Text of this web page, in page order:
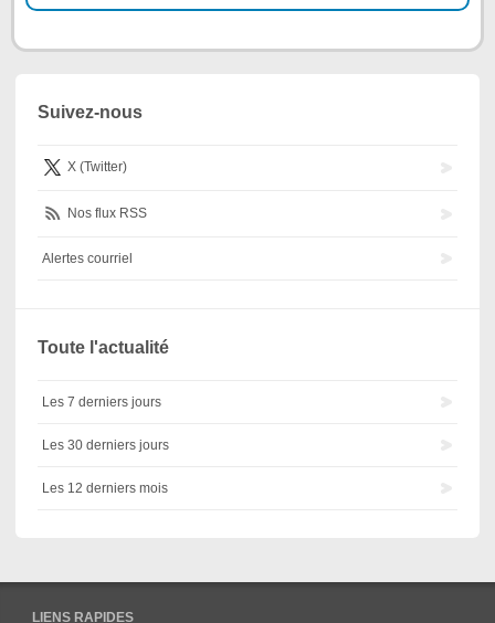
Suivez-nous
X (Twitter)
Nos flux RSS
Alertes courriel
Toute l'actualité
Les 7 derniers jours
Les 30 derniers jours
Les 12 derniers mois
LIENS RAPIDES